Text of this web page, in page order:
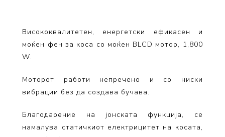
Висококвалитетен, енергетски ефикасен и
моќен фен за коса со моќен BLCD мотор, 1,800
W.
Моторот работи непречено и со ниски
вибрации без да создава бучава.
Благодарение на јонската функција, се
намалува статичкиот електрицитет на косата,